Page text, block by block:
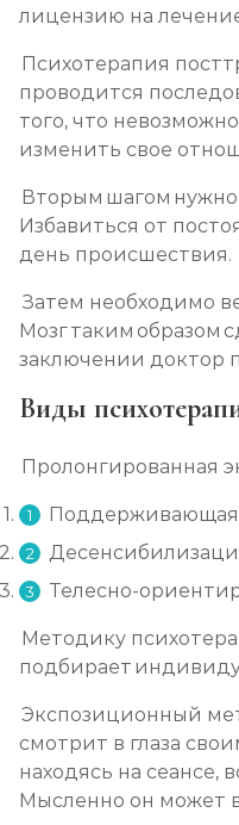
лицензию на
Психотерапия
проводится
того, что
изменить свое
Вторым шагом
Избавиться от
день происшествия.
Затем необходимо
Мозг таким образом
заключении доктор
Виды
Пролонгированная
Поддерживающая
Телесно-
Методику
подбирает
Экспозиционный
смотрит в глаза
находясь на сеансе,
Мысленно он может